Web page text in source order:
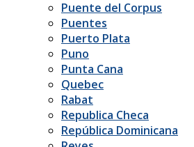
Puente del Corpus
Puentes
Puerto Plata
Puno
Punta Cana
Quebec
Rabat
Republica Checa
República Dominicana